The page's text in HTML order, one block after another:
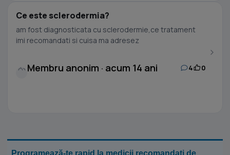
Ce este sclerodermia?
am fost diagnosticata cu sclerodermie,ce tratament
imi recomandati si cuisa ma adresez
Membru anonim · acum 14 ani 4 0
Programează-te rapid la medicii recomandați de